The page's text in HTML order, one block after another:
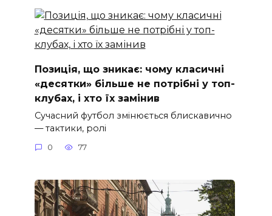
Позиція, що зникає: чому класичні
«десятки» більше не потрібні у топ-
клубах, і хто їх замінив
Сучасний футбол змінюється блискавично
— тактики, ролі
0 77